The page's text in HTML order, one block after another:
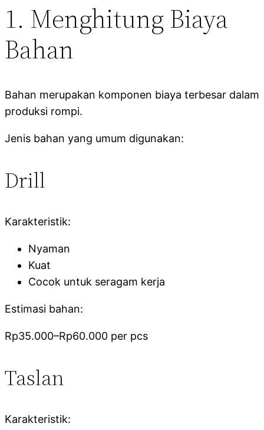
1. Menghitung Biaya
Bahan
Bahan merupakan komponen biaya terbesar dalam
produksi rompi.
Jenis bahan yang umum digunakan:
Drill
Karakteristik:
Nyaman
Kuat
Cocok untuk seragam kerja
Estimasi bahan:
Rp35.000–Rp60.000 per pcs
Taslan
Karakteristik: